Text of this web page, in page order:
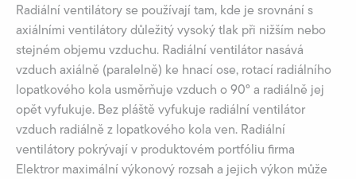
Radiální ventilátory se používají tam, kde je srovnání s
axiálními ventilátory důležitý vysoký tlak při nižším nebo
stejném objemu vzduchu. Radiální ventilátor nasává
vzduch axiálně (paralelně) ke hnací ose, rotací radiálního
lopatkového kola usměrňuje vzduch o 90° a radiálně jej
opět vyfukuje. Bez pláště vyfukuje radiální ventilátor
vzduch radiálně z lopatkového kola ven. Radiální
ventilátory pokrývají v produktovém portfóliu firma
Elektror maximální výkonový rozsah a jejich výkon může